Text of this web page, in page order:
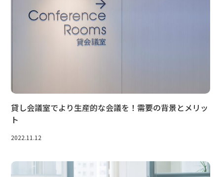
貸し会議室でより生産的な会議を！需要の背景とメリッ
ト
2022.11.12